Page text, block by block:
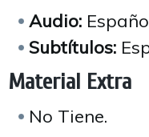
Audio:
Subtítulos:
Material Extra
No Tiene.